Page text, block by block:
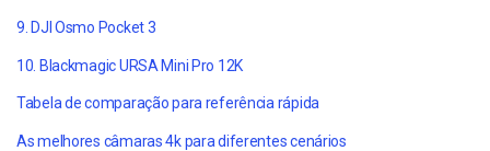
9. DJI Osmo Pocket 3
10. Blackmagic URSA Mini Pro 12K
Tabela de comparação para referência rápida
As melhores câmaras 4k para diferentes cenários